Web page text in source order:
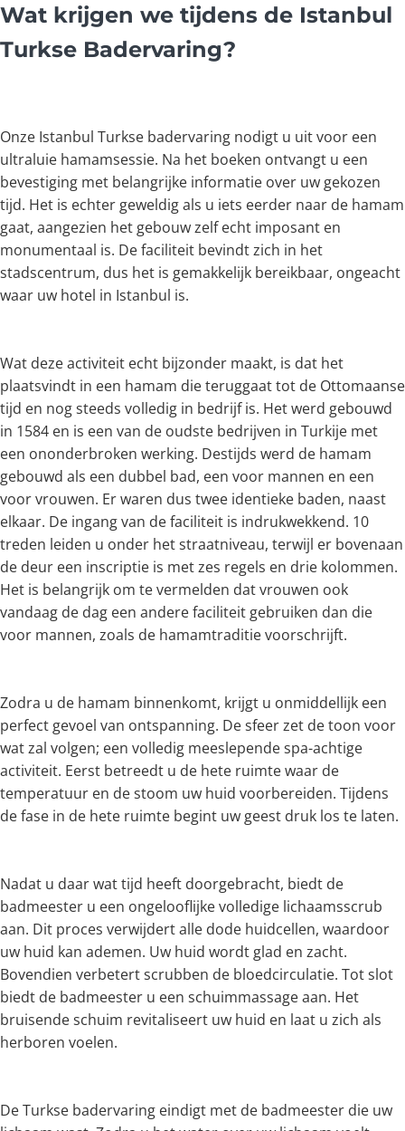
Wat krijgen we tijdens de Istanbul
Turkse Badervaring?
Onze Istanbul Turkse badervaring nodigt u uit voor een
ultraluie hamamsessie. Na het boeken ontvangt u een
bevestiging met belangrijke informatie over uw gekozen
tijd. Het is echter geweldig als u iets eerder naar de hamam
gaat, aangezien het gebouw zelf echt imposant en
monumentaal is. De faciliteit bevindt zich in het
stadscentrum, dus het is gemakkelijk bereikbaar, ongeacht
waar uw hotel in Istanbul is.
Wat deze activiteit echt bijzonder maakt, is dat het
plaatsvindt in een hamam die teruggaat tot de Ottomaanse
tijd en nog steeds volledig in bedrijf is. Het werd gebouwd
in 1584 en is een van de oudste bedrijven in Turkije met
een ononderbroken werking. Destijds werd de hamam
gebouwd als een dubbel bad, een voor mannen en een
voor vrouwen. Er waren dus twee identieke baden, naast
elkaar. De ingang van de faciliteit is indrukwekkend. 10
treden leiden u onder het straatniveau, terwijl er bovenaan
de deur een inscriptie is met zes regels en drie kolommen.
Het is belangrijk om te vermelden dat vrouwen ook
vandaag de dag een andere faciliteit gebruiken dan die
voor mannen, zoals de hamamtraditie voorschrijft.
Zodra u de hamam binnenkomt, krijgt u onmiddellijk een
perfect gevoel van ontspanning. De sfeer zet de toon voor
wat zal volgen; een volledig meeslepende spa-achtige
activiteit. Eerst betreedt u de hete ruimte waar de
temperatuur en de stoom uw huid voorbereiden. Tijdens
de fase in de hete ruimte begint uw geest druk los te laten.
Nadat u daar wat tijd heeft doorgebracht, biedt de
badmeester u een ongelooflijke volledige lichaamsscrub
aan. Dit proces verwijdert alle dode huidcellen, waardoor
uw huid kan ademen. Uw huid wordt glad en zacht.
Bovendien verbetert scrubben de bloedcirculatie. Tot slot
biedt de badmeester u een schuimmassage aan. Het
bruisende schuim revitaliseert uw huid en laat u zich als
herboren voelen.
De Turkse badervaring eindigt met de badmeester die uw